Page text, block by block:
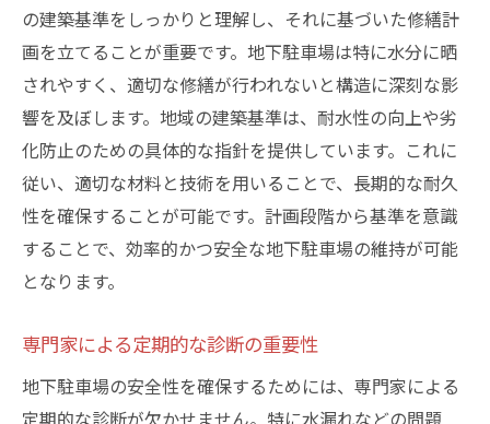
の建築基準をしっかりと理解し、それに基づいた修繕計
画を立てることが重要です。地下駐車場は特に水分に晒
されやすく、適切な修繕が行われないと構造に深刻な影
響を及ぼします。地域の建築基準は、耐水性の向上や劣
化防止のための具体的な指針を提供しています。これに
従い、適切な材料と技術を用いることで、長期的な耐久
性を確保することが可能です。計画段階から基準を意識
することで、効率的かつ安全な地下駐車場の維持が可能
となります。
専門家による定期的な診断の重要性
地下駐車場の安全性を確保するためには、専門家による
定期的な診断が欠かせません。特に水漏れなどの問題